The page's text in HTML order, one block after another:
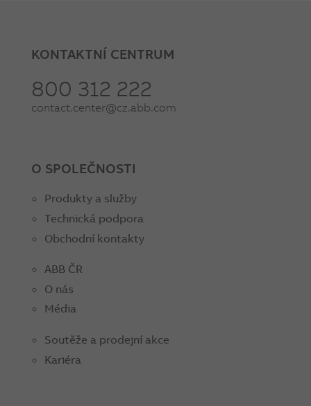
KONTAKTNÍ CENTRUM
800 312 222
contact.center@cz.abb.com
O SPOLEČNOSTI
Produkty a služby
Technická podpora
Obchodní kontakty
ABB ČR
O nás
Média
Soutěže a prodejní akce
Kariéra